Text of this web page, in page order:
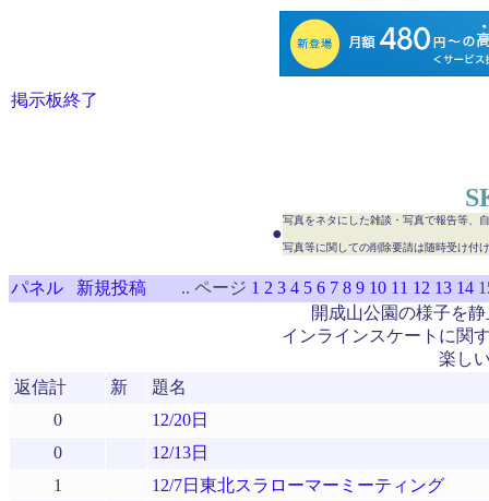
掲示板終了
●
写真をネタにした雑談・写真で報告等、
写真等に関しての削除要請は随時受け付
パネル 新規投稿 .. ページ 1 2 3 4 5 6 7 8 9 10 11 12 13 14
開成山公園の様子を
インラインスケートに関
楽し
返信計
新
題名
0
12/20日
0
12/13日
1
12/7日東北スラローマーミーティング